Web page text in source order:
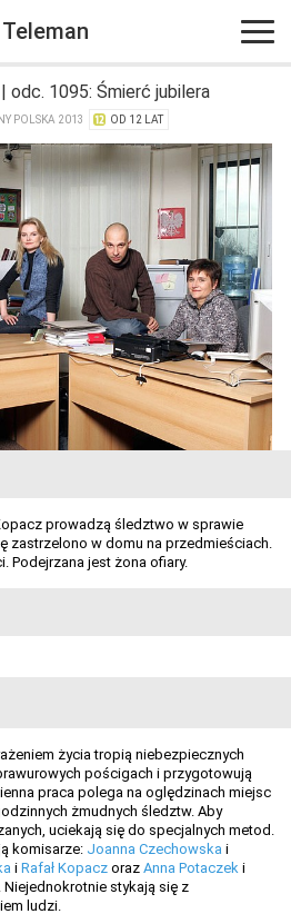
Teleman
| odc. 1095: Śmierć jubilera
POLSKA 2013 OD 12 LAT
prowadzą śledztwo w sprawie
zastrzelono w domu na przedmieściach.
Podejrzana jest żona ofiary.
życia tropią niebezpiecznych
pościgach i przygotowują
praca polega na oględzinach miejsc
żmudnych śledztw. Aby
uciekają się do specjalnych metod.
komisarze: Joanna Czechowska i
i Rafał Kopacz oraz Anna Potaczek i
. Niejednokrotnie stykają się z
ludzi.